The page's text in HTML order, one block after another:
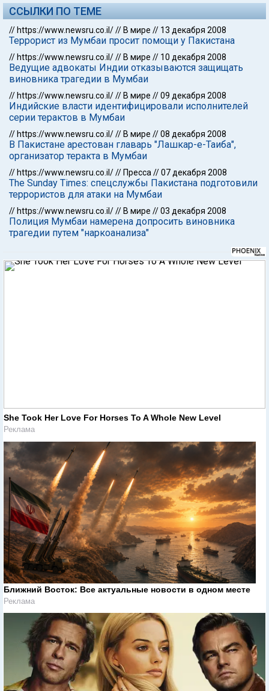
ССЫЛКИ ПО ТЕМЕ
// https://www.newsru.co.il/// В мире // 13 декабря 2008
Террорист из Мумбаи просит помощи у Пакистана
// https://www.newsru.co.il/// В мире // 10 декабря 2008
Ведущие адвокаты Индии отказываются защищать
виновника трагедии в Мумбаи
// https://www.newsru.co.il/// В мире //09 декабря 2008
Индийские власти идентифицировали исполнителей
серии терактов в Мумбаи
// https://www.newsru.co.il/// В мире //08 декабря 2008
В Пакистане арестован главарь "Лашкар-е-Таиба",
организатор теракта в Мумбаи
// https://www.newsru.co.il/// Пресса //07 декабря 2008
The Sunday Times: спецслужбы Пакистана подготовили
террористов для атаки на Мумбаи
// https://www.newsru.co.il/// В мире //03 декабря 2008
Полиция Мумбаи намерена допросить виновника
трагедии путем "наркоанализа"
She Took Her Love For Horses To A Whole New Level
Реклама
Ближний Восток: Все актуальные новости в одном месте
Реклама